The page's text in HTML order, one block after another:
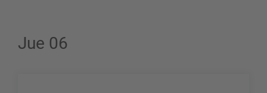
Jue 06